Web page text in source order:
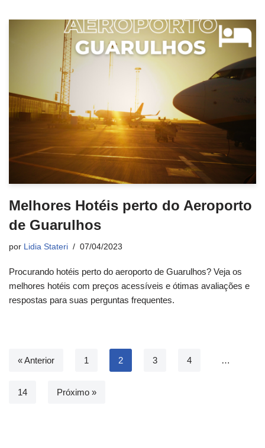
Melhores Hotéis perto do Aeroporto
de Guarulhos
por Lidia Stateri 07/04/2023
Procurando hotéis perto do aeroporto de Guarulhos? Veja os
melhores hotéis com preços acessíveis e ótimas avaliações e
respostas para suas perguntas frequentes.
« Anterior 1 2 3 4 …
14 Próximo »